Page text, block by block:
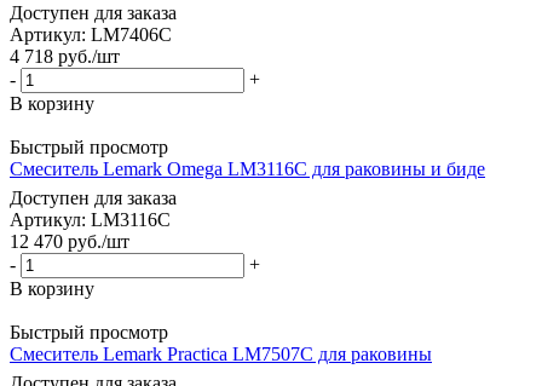
Доступен для заказа
Артикул: LM7406C
4 718 руб./шт
-
+
В корзину
Быстрый просмотр
Смеситель Lemark Omega LM3116C для раковины и биде
Доступен для заказа
Артикул: LM3116C
12 470 руб./шт
-
+
В корзину
Быстрый просмотр
Смеситель Lemark Practica LM7507C для раковины